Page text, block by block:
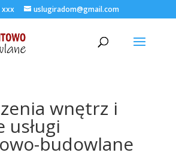
xxx uslugiradom@gmail.com
wnętrz i
usługi
budowlane